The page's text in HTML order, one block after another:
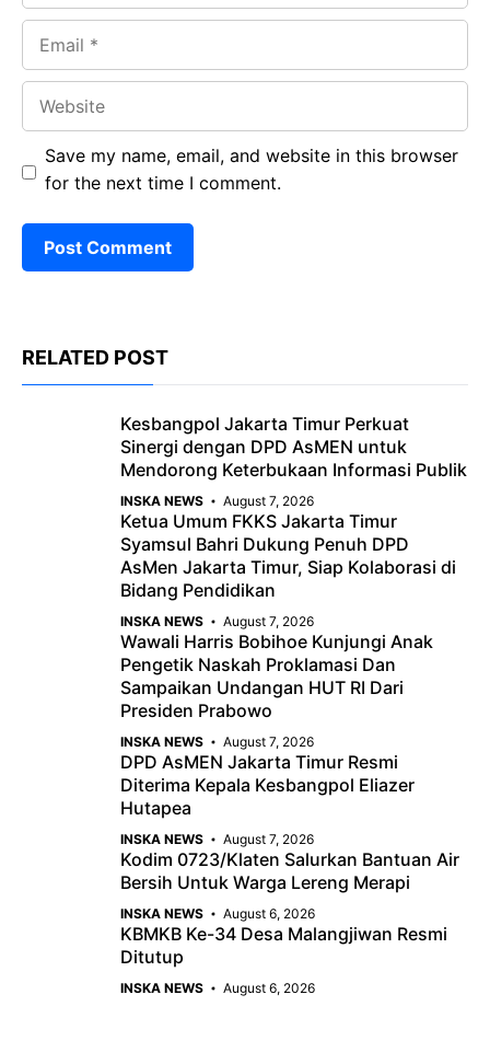
Save my name, email, and website in this browser
for the next time I comment.
RELATED POST
Kesbangpol Jakarta Timur Perkuat
Sinergi dengan DPD AsMEN untuk
Mendorong Keterbukaan Informasi Publik
INSKA NEWS August 7, 2026
Ketua Umum FKKS Jakarta Timur
Syamsul Bahri Dukung Penuh DPD
AsMen Jakarta Timur, Siap Kolaborasi di
Bidang Pendidikan
INSKA NEWS August 7, 2026
Wawali Harris Bobihoe Kunjungi Anak
Pengetik Naskah Proklamasi Dan
Sampaikan Undangan HUT RI Dari
Presiden Prabowo
INSKA NEWS August 7, 2026
DPD AsMEN Jakarta Timur Resmi
Diterima Kepala Kesbangpol Eliazer
Hutapea
INSKA NEWS August 7, 2026
Kodim 0723/Klaten Salurkan Bantuan Air
Bersih Untuk Warga Lereng Merapi
INSKA NEWS August 6, 2026
KBMKB Ke-34 Desa Malangjiwan Resmi
Ditutup
INSKA NEWS August 6, 2026